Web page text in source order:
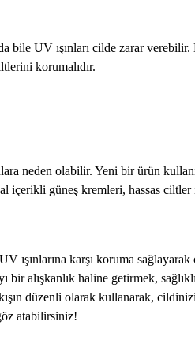
bile UV ışınları cilde zarar verebilir.
korumalıdır.
neden olabilir. Yeni bir ürün
içerikli güneş kremleri, hassas
ışınlarına karşı koruma
alışkanlık haline getirmek,
düzenli olarak kullanarak,
atabilirsiniz!